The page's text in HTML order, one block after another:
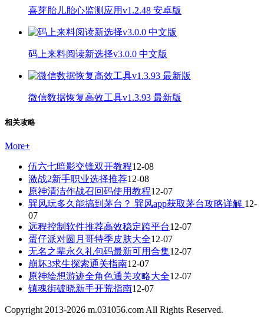
喜芽胎儿胎心监测应用v1.2.48 安卓版
码上来料阅读新选择v3.0.0 中文版
微信数据恢复高效工具v1.3.93 最新版
相关攻略
More+
伍六七暗影交锋双开教程12-08
激战2新手职业选择推荐12-08
原神清洁作战召回码使用教程12-07
巽风玩多久能搞到茅台？ 巽风app获取茅台攻略详解 12-
07
远程控制软件推荐高效稳定跨平台12-07
蛋仔派对圆月哥特季皮肤大全12-07
无名之辈永久礼包码最新可用合集12-07
崩坏3求生探索通关指南12-07
原神绘想游迹全角色通关攻略大全12-07
镇魂街破晓新手开荒指南12-07
Copyright 2013-2026 m.031056.com All Rights Reserved.